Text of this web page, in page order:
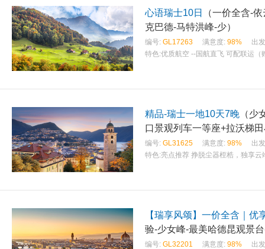
心语瑞士10日
（一价全含-
克巴德-马特洪峰-少）
编号: GL17263 满意度: 98%
出
特色:优质航空 --国航直飞 可配联运
精品-瑞士一地10天7晚 （少
口景观列车一等座+拉沃梯
编号: GL31625 满意度: 98%
出
特色:亮点推荐 挣脱尘器桎梏，独享
【瑞享风颂】一价全含｜优
验-少女峰-最美哈德昆观景
编号: GL32201 满意度: 98%
出